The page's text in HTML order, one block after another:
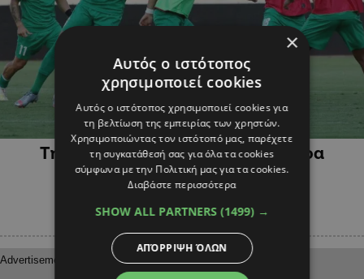
ΑΘΛΗΤΙΚΑ
Τηλεοπτική η «πράσινη» πρεμιέρα
×
Αυτός ο ιστότοπος
χρησιμοποιεί cookies
Αυτός ο ιστότοπος χρησιμοποιεί cookies για
τη βελτίωση της εμπειρίας των χρηστών.
Χρησιμοποιώντας τον ιστότοπό μας, παρέχετε
τη συγκατάθεσή σας για όλα τα cookies
σύμφωνα με την Πολιτική μας για τα cookies.
Διαβάστε περισσότερα
SHOW ALL PARTNERS (1499) →
ΑΠΌΡΡΙΨΗ ΌΛΩΝ